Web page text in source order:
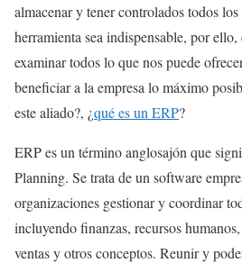
almacenar y tener controlados todos los
herramienta sea indispensable, por
examinar todos lo que nos puede
beneficiar a la empresa lo máximo
este aliado?, ¿qué es un ERP?
ERP es un término anglosajón que
Planning. Se trata de un software
organizaciones gestionar y coordinar
incluyendo finanzas, recursos
ventas y otros conceptos. Reunir y